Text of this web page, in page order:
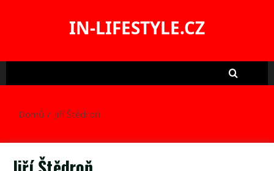
IN-LIFESTYLE.CZ
Domů Jiří Štědroň